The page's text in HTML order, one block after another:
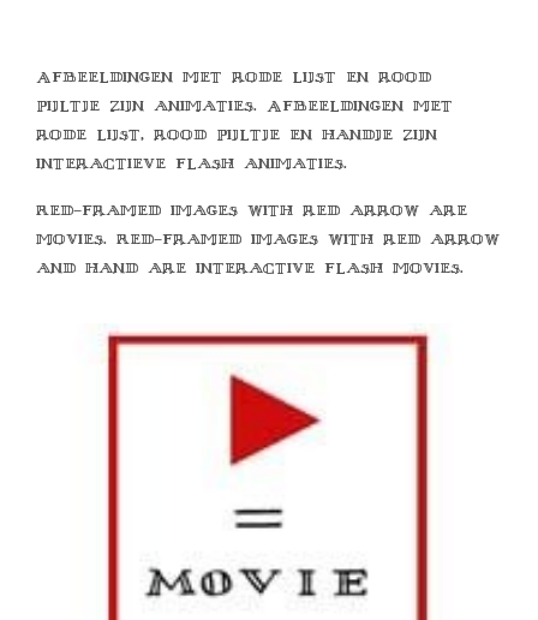
Afbeeldingen met rode lijst en rood
pijltje zijn animaties. Afbeeldingen met
rode lijst, rood pijltje en handje zijn
interactieve flash animaties.
Red-framed images with red arrow are
movies. Red-framed images with red arrow
and hand are interactive flash movies.